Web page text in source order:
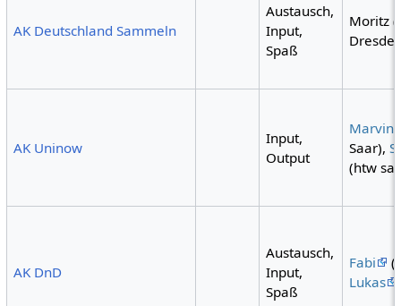
AK Deutschland Sammeln
Austausch,
Input,
Spaß
Moritz
AK Uninow
Input,
Output
Marvin
Saar),
(htw
AK DnD
Austausch,
Input,
Spaß
Fabi
Lukas